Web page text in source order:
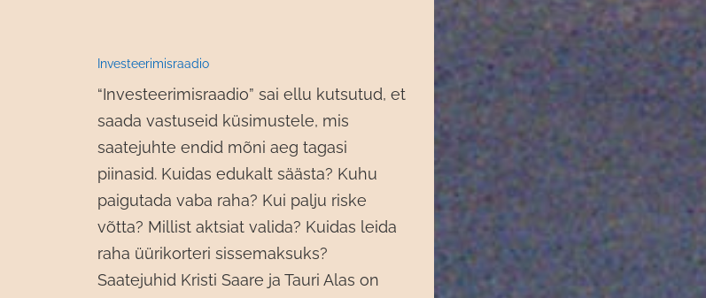
Investeerimisraadio
“Investeerimisraadio” sai ellu kutsutud, et
saada vastuseid küsimustele, mis
saatejuhte endid mõni aeg tagasi
piinasid. Kuidas edukalt säästa? Kuhu
paigutada vaba raha? Kui palju riske
võtta? Millist aktsiat valida? Kuidas leida
raha üürikorteri sissemaksuks?
Saatejuhid Kristi Saare ja Tauri Alas on